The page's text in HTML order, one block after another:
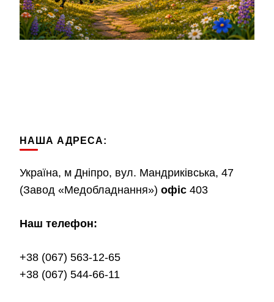
НАША АДРЕСА:
Україна, м Дніпро, вул. Мандриківська, 47
(Завод «Медобладнання») офіс 403
Наш телефон:
+38 (067) 563-12-65
+38 (067) 544-66-11